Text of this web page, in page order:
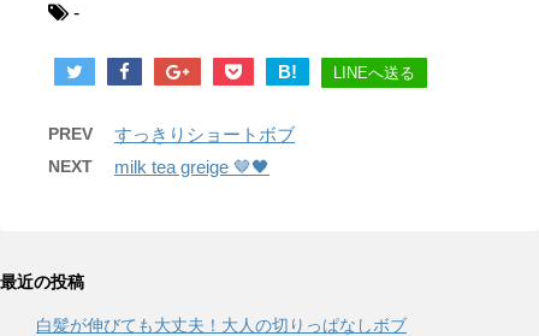
-
B! LINEへ送る
PREV すっきりショートボブ
NEXT milk tea greige 🤎🖤
最近の投稿
白髪が伸びても大丈夫！大人の切りっぱなしボブ